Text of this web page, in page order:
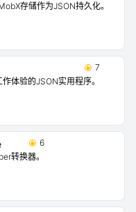
存储作为JSON持久化。
7
体验的JSON实用程序。
6
转换器。